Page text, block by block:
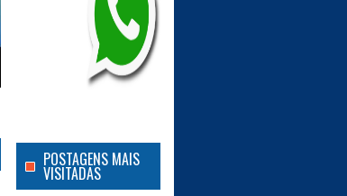
POSTAGENS MAIS
VISITADAS